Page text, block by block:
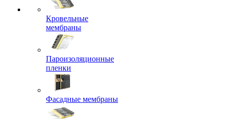
Кровельные
мембраны
Пароизоляционные
пленки
Фасадные мембраны